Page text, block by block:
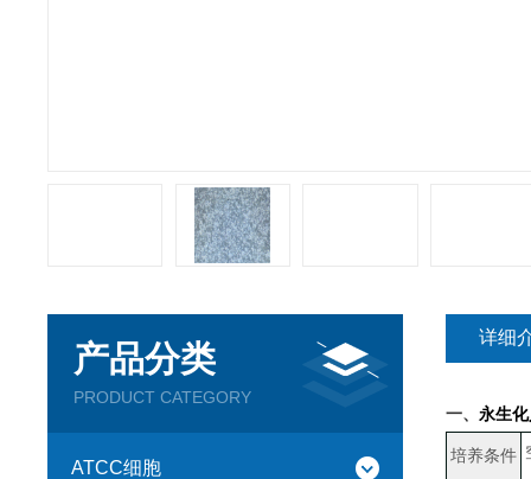
产品分类
PRODUCT CATEGORY
ATCC细胞
详细
一、 永生
培养条件